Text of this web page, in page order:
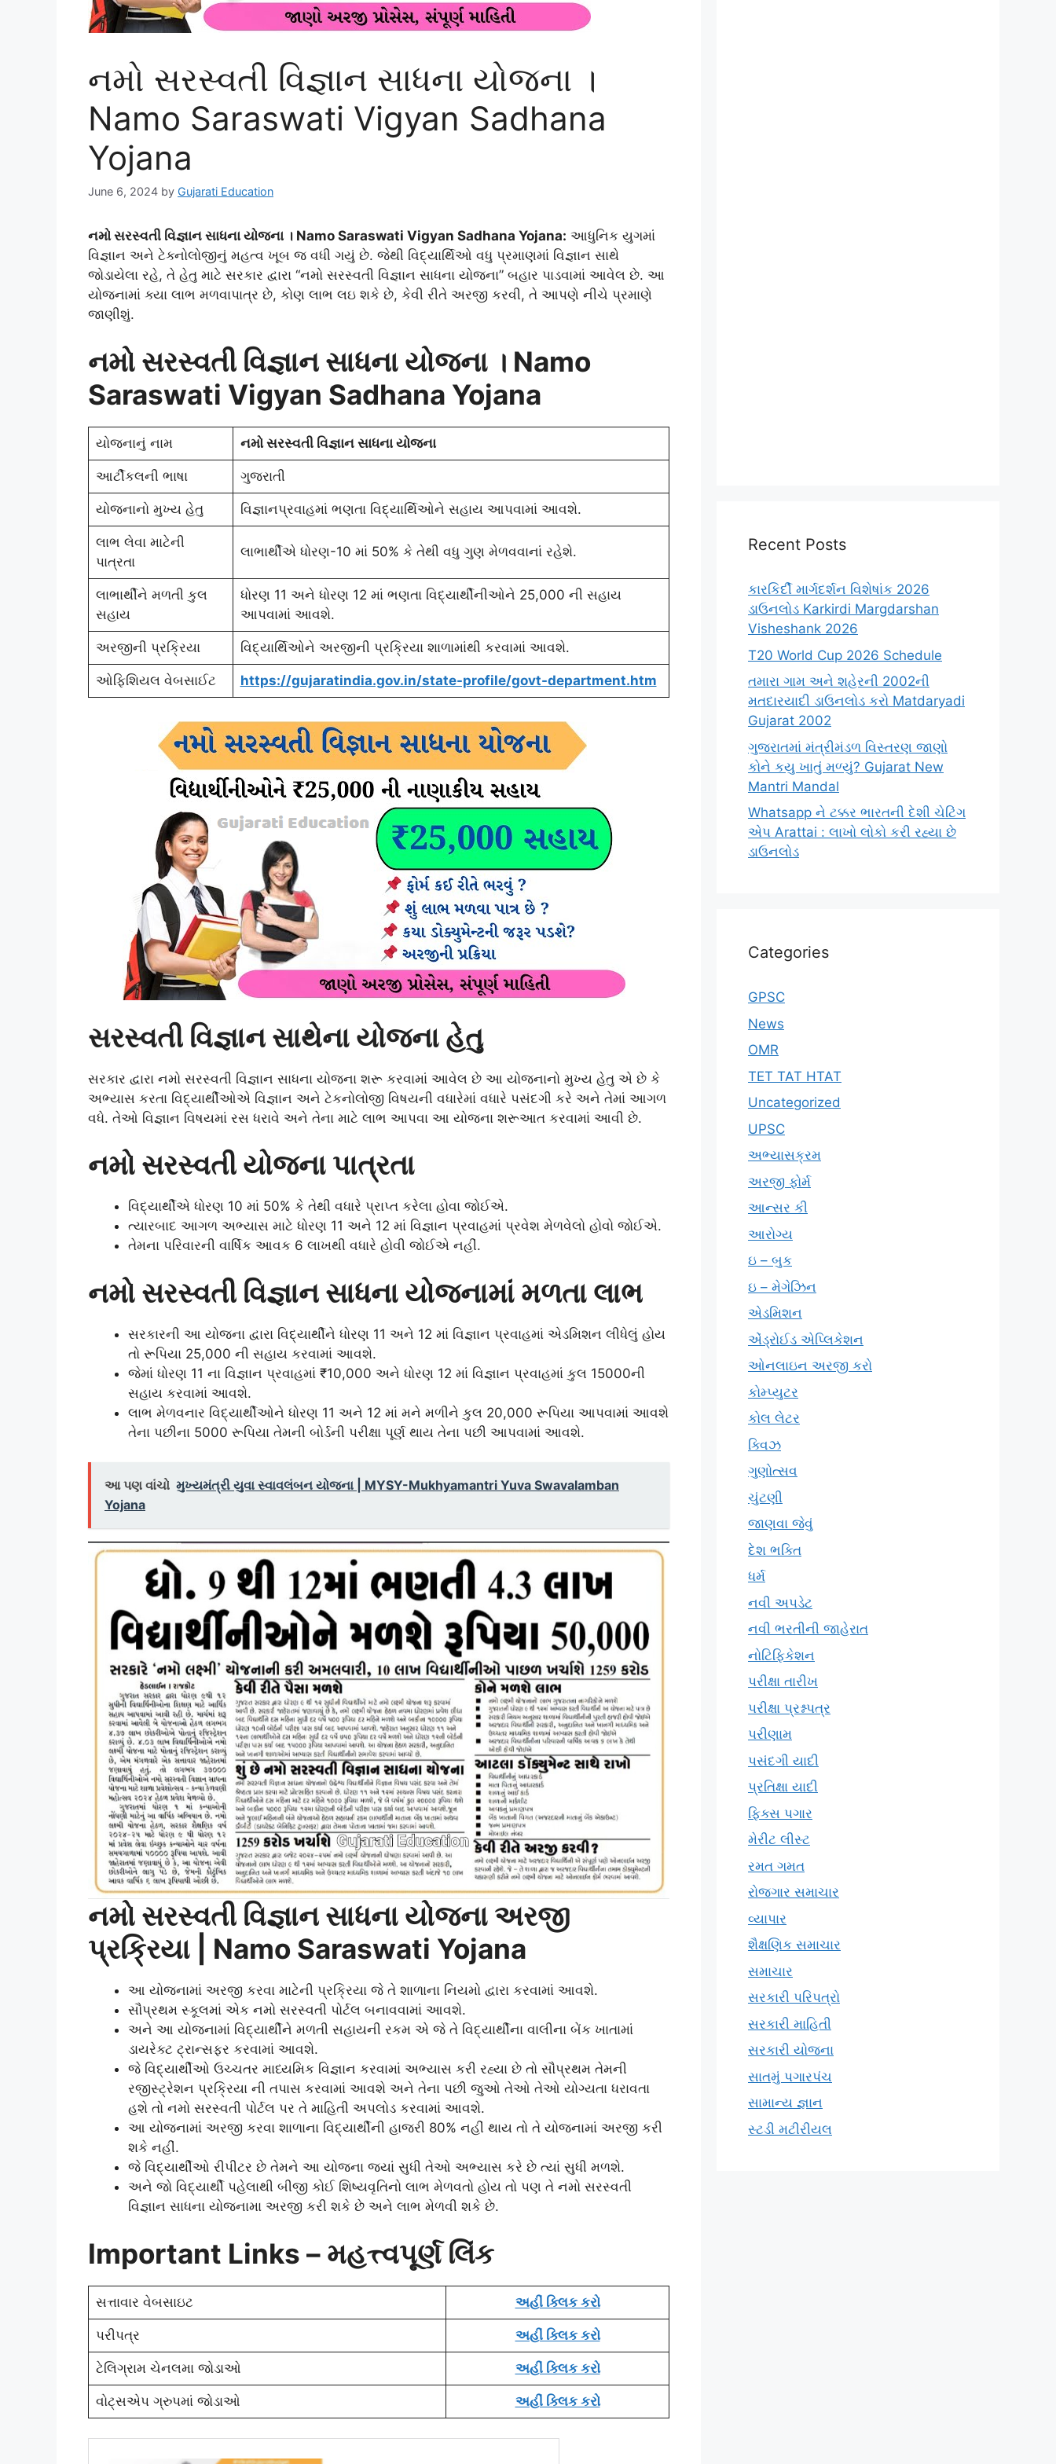
નમો સરસ્વતી વિજ્ઞાન સાધના યોજના ।
Namo Saraswati Vigyan Sadhana
Yojana
June 6, 2024 by Gujarati Education
નમો સરસ્વતી વિજ્ઞાન સાધના યોજના । Namo Saraswati Vigyan Sadhana Yojana: આધુનિક યુગમાં
વિજ્ઞાન અને ટેક્નોલોજીનું મહત્વ ખૂબ જ વધી ગયું છે. જેથી વિદ્યાર્થિઓ વધુ પ્રમાણમાં વિજ્ઞાન સાથે
જોડાયેલા રહે, તે હેતુ માટે સરકાર દ્વારા “નમો સરસ્વતી વિજ્ઞાન સાધના યોજના” બહાર પાડવામાં આવેલ છે. આ
યોજનામાં ક્યા લાભ મળવાપાત્ર છે, કોણ લાભ લઇ શકે છે, કેવી રીતે અરજી કરવી, તે આપણે નીચે પ્રમાણે
જાણીશું.
નમો સરસ્વતી વિજ્ઞાન સાધના યોજના । Namo
Saraswati Vigyan Sadhana Yojana
યોજનાનું નામ નમો સરસ્વતી વિજ્ઞાન સાધના યોજના
આર્ટીકલની ભાષા ગુજરાતી
યોજનાનો મુખ્ય હેતુ વિજ્ઞાનપ્રવાહમાં ભણતા વિદ્યાર્થિઓને સહાય આપવામાં આવશે.
લાભ લેવા માટેની
પાત્રતા
લાભાર્થીએ ધોરણ-10 માં 50% કે તેથી વધુ ગુણ મેળવવાનાં રહેશે.
લાભાર્થીને મળતી કુલ
સહાય
ધોરણ 11 અને ધોરણ 12 માં ભણતા વિદ્યાર્થીનીઓને 25,000 ની સહાય
આપવામાં આવશે.
અરજીની પ્રક્રિયા વિદ્યાર્થિઓને અરજીની પ્રક્રિયા શાળામાંથી કરવામાં આવશે.
ઓફિશિયલ વેબસાઈટ https://gujaratindia.gov.in/state-profile/govt-department.htm
સરસ્વતી વિજ્ઞાન સાથેના યોજના હેતુ
સરકાર દ્વારા નમો સરસ્વતી વિજ્ઞાન સાધના યોજના શરૂ કરવામાં આવેલ છે આ યોજનાનો મુખ્ય હેતુ એ છે કે
અભ્યાસ કરતા વિદ્યાર્થીઓએ વિજ્ઞાન અને ટેકનોલોજી વિષયની વધારેમાં વધારે પસંદગી કરે અને તેમાં આગળ
વધે. તેઓ વિજ્ઞાન વિષયમાં રસ ધરાવે અને તેના માટે લાભ આપવા આ યોજના શરૂઆત કરવામાં આવી છે.
નમો સરસ્વતી યોજના પાત્રતા
વિદ્યાર્થીએ ધોરણ 10 માં 50% કે તેથી વધારે પ્રાપ્ત કરેલા હોવા જોઈએ.
ત્યારબાદ આગળ અભ્યાસ માટે ધોરણ 11 અને 12 માં વિજ્ઞાન પ્રવાહમાં પ્રવેશ મેળવેલો હોવો જોઈએ.
તેમના પરિવારની વાર્ષિક આવક 6 લાખથી વધારે હોવી જોઈએ નહીં.
નમો સરસ્વતી વિજ્ઞાન સાધના યોજનામાં મળતા લાભ
સરકારની આ યોજના દ્વારા વિદ્યાર્થીને ધોરણ 11 અને 12 માં વિજ્ઞાન પ્રવાહમાં એડમિશન લીધેલું હોય
તો રૂપિયા 25,000 ની સહાય કરવામાં આવશે.
જેમાં ધોરણ 11 ના વિજ્ઞાન પ્રવાહમાં ₹10,000 અને ધોરણ 12 માં વિજ્ઞાન પ્રવાહમાં કુલ 15000ની
સહાય કરવામાં આવશે.
લાભ મેળવનાર વિદ્યાર્થીઓને ધોરણ 11 અને 12 માં મને મળીને કુલ 20,000 રૂપિયા આપવામાં આવશે
તેના પછીના 5000 રૂપિયા તેમની બોર્ડની પરીક્ષા પૂર્ણ થાય તેના પછી આપવામાં આવશે.
આ પણ વાંચો મુખ્યમંત્રી યુવા સ્વાવલંબન યોજના | MYSY-Mukhyamantri Yuva Swavalamban
Yojana
નમો સરસ્વતી વિજ્ઞાન સાધના યોજના અરજી
પ્રક્રિયા | Namo Saraswati Yojana
આ યોજનામાં અરજી કરવા માટેની પ્રક્રિયા જે તે શાળાના નિયમો દ્વારા કરવામાં આવશે.
સૌપ્રથમ સ્કૂલમાં એક નમો સરસ્વતી પોર્ટલ બનાવવામાં આવશે.
અને આ યોજનામાં વિદ્યાર્થીને મળતી સહાયની રકમ એ જે તે વિદ્યાર્થીના વાલીના બેંક ખાતામાં
ડાયરેક્ટ ટ્રાન્સફર કરવામાં આવશે.
જે વિદ્યાર્થીઓ ઉચ્ચતર માધ્યમિક વિજ્ઞાન કરવામાં અભ્યાસ કરી રહ્યા છે તો સૌપ્રથમ તેમની
રજીસ્ટ્રેશન પ્રક્રિયા ની તપાસ કરવામાં આવશે અને તેના પછી જુઓ તેઓ તેઓ યોગ્યતા ધરાવતા
હશે તો નમો સરસ્વતી પોર્ટલ પર તે માહિતી અપલોડ કરવામાં આવશે.
આ યોજનામાં અરજી કરવા શાળાના વિદ્યાર્થીની હાજરી 80% નહીં થાય તો તે યોજનામાં અરજી કરી
શકે નહીં.
જે વિદ્યાર્થીઓ રીપીટર છે તેમને આ યોજના જ્યાં સુધી તેઓ અભ્યાસ કરે છે ત્યાં સુધી મળશે.
અને જો વિદ્યાર્થી પહેલાથી બીજી કોઈ શિષ્યવૃતિનો લાભ મેળવતો હોય તો પણ તે નમો સરસ્વતી
વિજ્ઞાન સાધના યોજનામા અરજી કરી શકે છે અને લાભ મેળવી શકે છે.
Important Links – મહત્ત્વપૂર્ણ લિંક
સત્તાવાર વેબસાઇટ અહીં ક્લિક કરો
પરીપત્ર અહીં ક્લિક કરો
ટેલિગ્રામ ચેનલમા જોડાઓ અહીં ક્લિક કરો
વોટ્સએપ ગ્રુપમાં જોડાઓ અહીં ક્લિક કરો
Recent Posts
કારકિર્દી માર્ગદર્શન વિશેષાંક 2026
ડાઉનલોડ Karkirdi Margdarshan
Visheshank 2026
T20 World Cup 2026 Schedule
તમારા ગામ અને શહેરની 2002ની
મતદારયાદી ડાઉનલોડ કરો Matdaryadi
Gujarat 2002
ગુજરાતમાં મંત્રીમંડળ વિસ્તરણ જાણો
કોને કયુ ખાતું મળ્યું? Gujarat New
Mantri Mandal
Whatsapp ને ટક્કર ભારતની દેશી ચેટિંગ
એપ Arattai : લાખો લોકો કરી રહ્યા છે
ડાઉનલોડ
Categories
GPSC
News
OMR
TET TAT HTAT
Uncategorized
UPSC
અભ્યાસક્રમ
અરજી ફોર્મ
આન્સર કી
આરોગ્ય
ઇ – બુક
ઇ – મેગેઝિન
એડમિશન
એંડ્રોઈડ એપ્લિકેશન
ઓનલાઇન અરજી કરો
કોમ્પ્યુટર
કોલ લેટર
ક્વિઝ
ગુણોત્સવ
ચુંટણી
જાણવા જેવું
દેશ ભક્તિ
ધર્મ
નવી અપડેટ
નવી ભરતીની જાહેરાત
નોટિફિકેશન
પરીક્ષા તારીખ
પરીક્ષા પ્રશ્નપત્ર
પરીણામ
પસંદગી યાદી
પ્રતિક્ષા યાદી
ફિક્સ પગાર
મેરીટ લીસ્ટ
રમત ગમત
રોજગાર સમાચાર
વ્યાપાર
શૈક્ષણિક સમાચાર
સમાચાર
સરકારી પરિપત્રો
સરકારી માહિતી
સરકારી યોજના
સાતમું પગારપંચ
સામાન્ય જ્ઞાન
સ્ટડી મટીરીયલ